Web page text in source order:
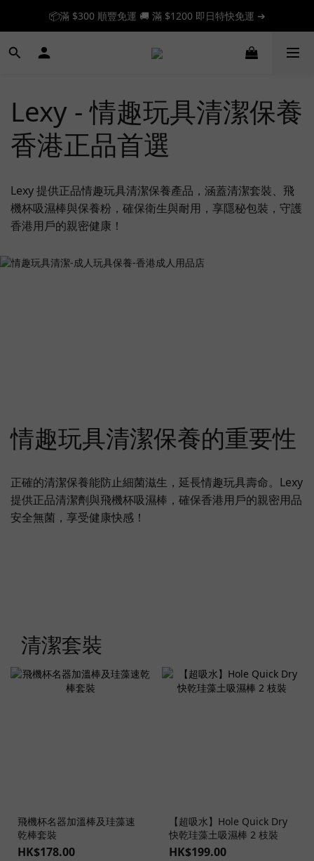
📦滿 $300 順豐免運 🚚 滿 $1200 即日特快免運 ➔
📦滿 $300 順豐免運 🚚 滿 $1200 即日特快免運 ➔
🎉 新人首單享 88 折，快來領券加入！➔
Lexy - 情趣玩具清潔保養
香港正品首選
Lexy 提供正品情趣玩具清潔保養產品，涵蓋清潔套裝、飛
機杯吸濕棒與保養粉，確保衛生與耐用，享隱秘包裝，守護
香港用戶的親密健康！
情趣玩具清潔保養的重要性
正確的清潔保養能防止細菌滋生，延長情趣玩具壽命。Lexy
提供正品清潔劑與飛機杯吸濕棒，確保香港用戶的親密用品
安全無菌，享受健康快感！
清潔套裝
飛機杯名器加溫棒及珪藻速
乾棒套裝
HK$178.00
【超吸水】Hole Quick Dry
快乾珪藻土吸濕棒 2 枝裝
HK$199.00